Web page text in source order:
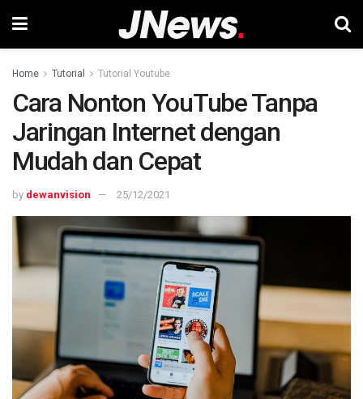
Home Tutorial Tutorial Youtube
Cara Nonton YouTube Tanpa
Jaringan Internet dengan
Mudah dan Cepat
by dewanvision 25/12/2021